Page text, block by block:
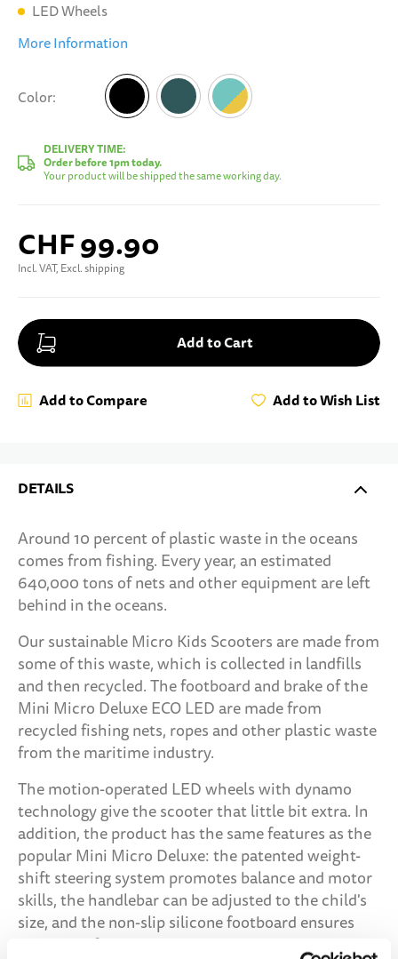
LED Wheels
More Information
Color
Black
DELIVERY TIME:
Order before 1pm today.
Your product will be shipped the same working day.
CHF 99.90
Incl. VAT, Excl. shipping
Add to Cart
Add to Wish List
Add to Compare
DETAILS
Around 10 percent of plastic waste in the oceans
comes from fishing. Every year, an estimated
640,000 tons of nets and other equipment are left
behind in the oceans.
Our sustainable Micro Kids Scooters are made from
some of this waste, which is collected in landfills
and then recycled. The footboard and brake of the
Mini Micro Deluxe ECO LED are made from
recycled fishing nets, ropes and other plastic waste
from the maritime industry.
The motion-operated LED wheels with dynamo
technology give the scooter that little bit extra. In
addition, the product has the same features as the
popular Mini Micro Deluxe: the patented weight-
shift steering system promotes balance and motor
skills, the handlebar can be adjusted to the child's
size, and the non-slip silicone footboard ensures
grip and safety on the scooter.